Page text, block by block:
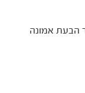
הבעת אמונה